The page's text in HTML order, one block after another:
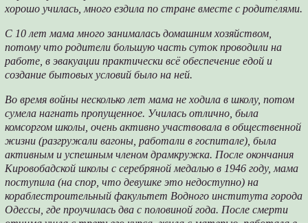
хорошо училась, много ездила по стране вместе с родителями.
С 10 лет мама много занималась домашним хозяйством,
потому что родители большую часть суток проводили на
работе, в эвакуации практически всё обеспечение едой и
создание бытовых условий было на ней.
Во время войны несколько лет мама не ходила в школу, потом
сумела нагнать пропущенное. Училась отлично, была
комсоргом школы, очень активно участвовала в общественной
жизни (разгружали вагоны, работали в госпитале), была
активным и успешным членом драмкружка. После окончания
Кировобадской школы с серебряной медалью в 1946 году, мама
поступила (на спор, что девушке это недоступно) на
кораблестроительный факультет Водного института города
Одессы, где проучилась два с половиной года. После смерти